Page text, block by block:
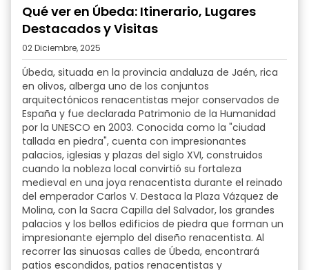
Qué ver en Úbeda: Itinerario, Lugares
Destacados y Visitas
02 Diciembre, 2025
Úbeda, situada en la provincia andaluza de Jaén, rica
en olivos, alberga uno de los conjuntos
arquitectónicos renacentistas mejor conservados de
España y fue declarada Patrimonio de la Humanidad
por la UNESCO en 2003. Conocida como la "ciudad
tallada en piedra", cuenta con impresionantes
palacios, iglesias y plazas del siglo XVI, construidos
cuando la nobleza local convirtió su fortaleza
medieval en una joya renacentista durante el reinado
del emperador Carlos V. Destaca la Plaza Vázquez de
Molina, con la Sacra Capilla del Salvador, los grandes
palacios y los bellos edificios de piedra que forman un
impresionante ejemplo del diseño renacentista. Al
recorrer las sinuosas calles de Úbeda, encontrará
patios escondidos, patios renacentistas y